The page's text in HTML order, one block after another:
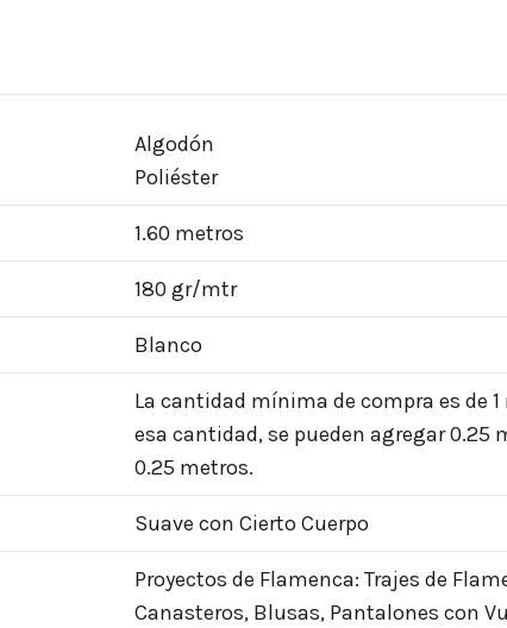
Algodón
Poliéster
1.60 metros
180 gr/mtr
Blanco
La cantidad mínima de compra es de
esa cantidad, se pueden agregar
0.25 metros.
Suave con Cierto Cuerpo
Proyectos de Flamenca: Trajes de
Canasteros, Blusas, Pantalones con